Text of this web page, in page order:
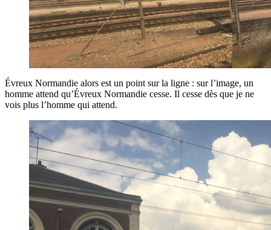
Évreux Normandie alors est un point sur la ligne : sur l’image, un
homme attend qu’Évreux Normandie cesse. Il cesse dès que je ne
vois plus l’homme qui attend.